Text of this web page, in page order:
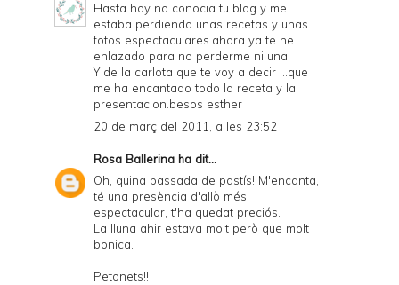
Hasta hoy no conocia tu blog y me
estaba perdiendo unas recetas y unas
fotos espectaculares.ahora ya te he
enlazado para no perderme ni una.
Y de la carlota que te voy a decir ...que
me ha encantado todo la receta y la
presentacion.besos esther
20 de març del 2011, a les 23:52
Rosa Ballerina ha dit...
Oh, quina passada de pastís! M'encanta,
té una presència d'allò més
espectacular, t'ha quedat preciós.
La lluna ahir estava molt però que molt
bonica.
Petonets!!